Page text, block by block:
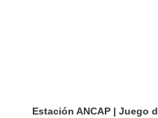
Estación ANCAP | Juego